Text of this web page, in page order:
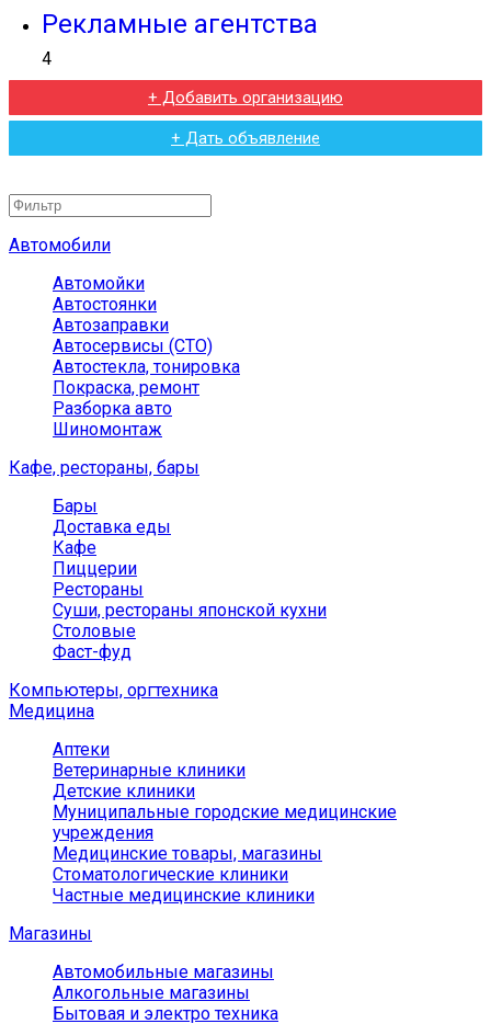
Рекламные агентства
4
+ Добавить организацию
+ Дать объявление
Автомобили
Автомойки
Автостоянки
Автозаправки
Автосервисы (СТО)
Автостекла, тонировка
Покраска, ремонт
Разборка авто
Шиномонтаж
Кафе, рестораны, бары
Бары
Доставка еды
Кафе
Пиццерии
Рестораны
Суши, рестораны японской кухни
Столовые
Фаст-фуд
Компьютеры, оргтехника
Медицина
Аптеки
Ветеринарные клиники
Детские клиники
Муниципальные городские медицинские
учреждения
Медицинские товары, магазины
Стоматологические клиники
Частные медицинские клиники
Магазины
Автомобильные магазины
Алкогольные магазины
Бытовая и электро техника